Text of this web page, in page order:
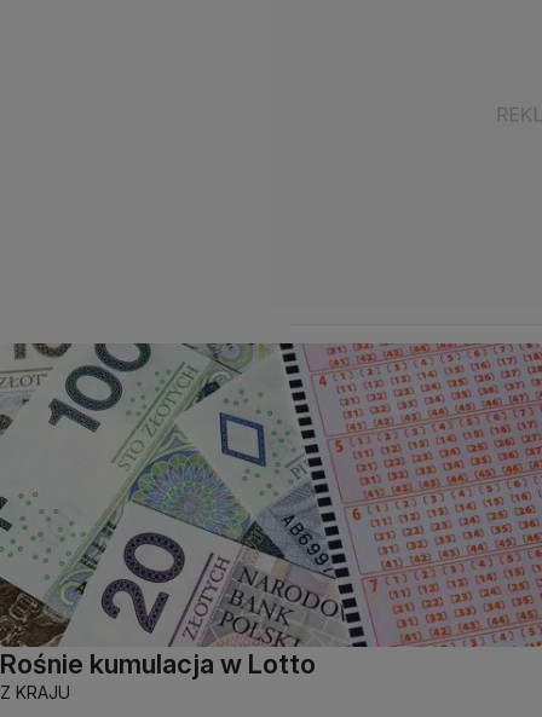
Rośnie kumulacja w Lotto
Z KRAJU